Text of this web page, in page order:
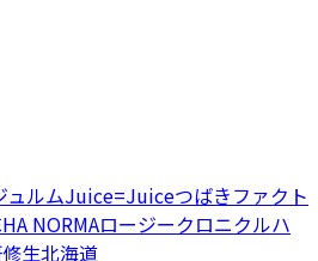
ュルムJuice=Juiceつばきファクト
NORMAロージークロニクルハ
生北海道